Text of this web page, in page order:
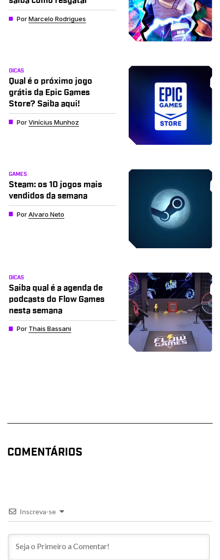
PorMarcelo Rodrigues
DICAS
Qual é o próximo jogo
grátis da Epic Games
Store? Saiba aqui!
PorVinícius Munhoz
GAMES
Steam: os 10 jogos mais
vendidos da semana
PorAlvaro Neto
DICAS
Saiba qual é a agenda de
podcasts do Flow Games
nesta semana
Por Thais Bassani
COMENTÁRIOS
Inscreva-se